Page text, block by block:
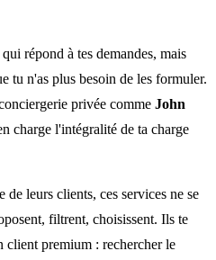
répond à tes demandes, mais
tu n'as plus besoin de les formuler.
privée comme John
charge l'intégralité de ta charge
de leurs clients, ces services ne se
filtrent, choisissent. Ils te
premium : rechercher le